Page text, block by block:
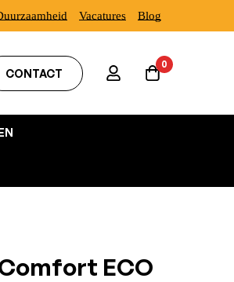
Vacatures Blog
CONTACT
0
ECO